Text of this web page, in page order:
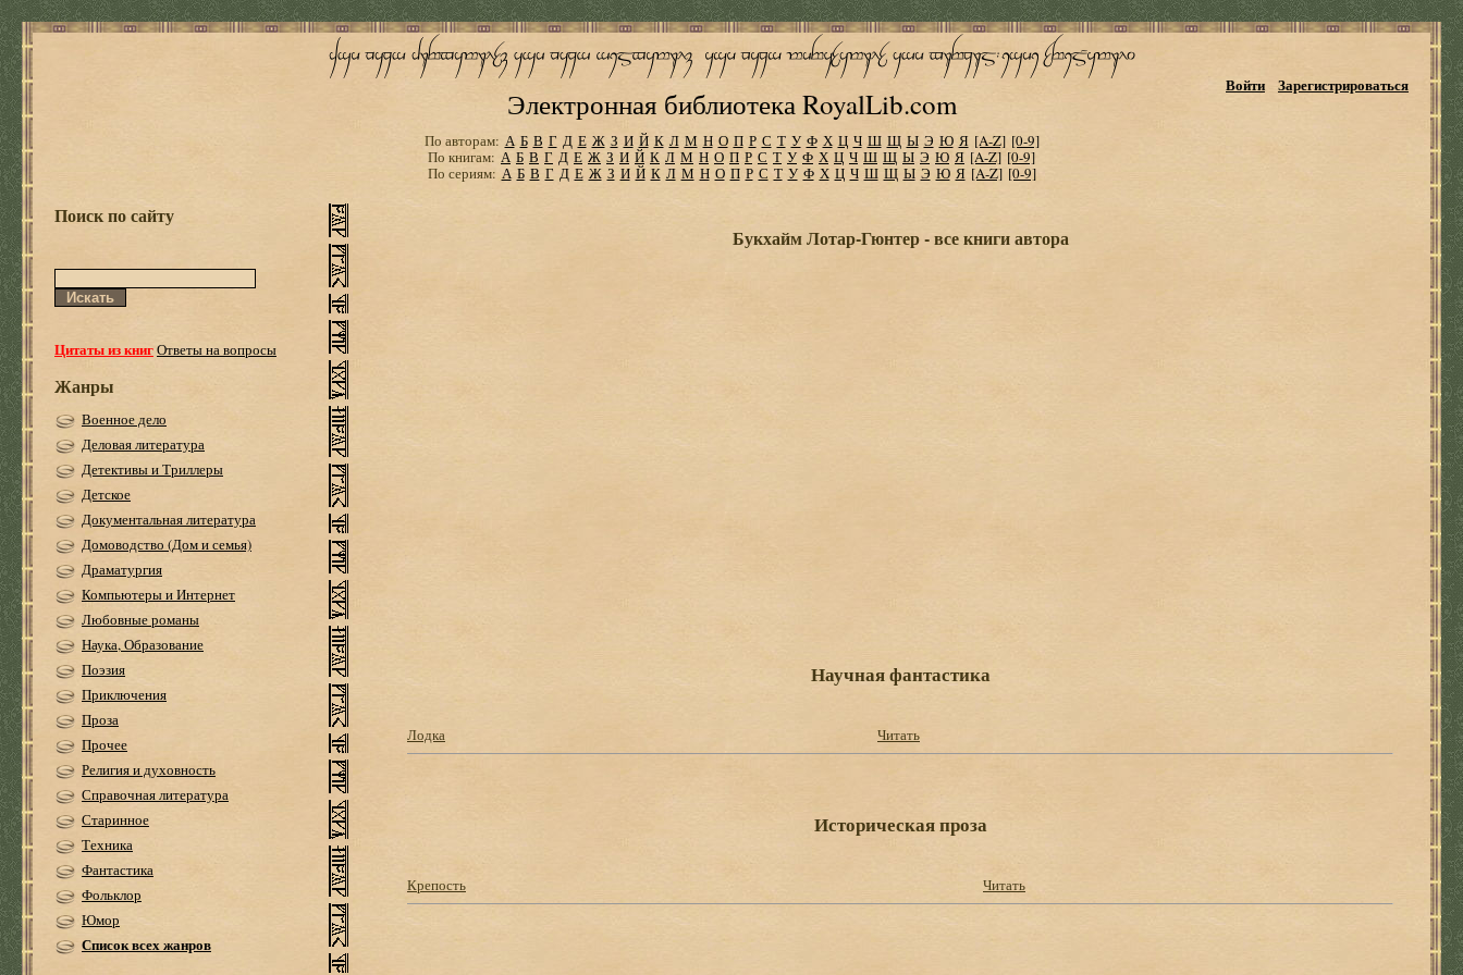
Электронная библиотека RoyalLib.com
Войти Зарегистрироваться
По авторам: А Б В Г Д Е Ж З И Й К Л М Н О П Р С Т У Ф Х Ц Ч Ш Щ Ы Э Ю Я [A-Z] [0-9]
По книгам: А Б В Г Д Е Ж З И Й К Л М Н О П Р С Т У Ф Х Ц Ч Ш Щ Ы Э Ю Я [A-Z] [0-9]
По сериям: А Б В Г Д Е Ж З И Й К Л М Н О П Р С Т У Ф Х Ц Ч Ш Щ Ы Э Ю Я [A-Z] [0-9]
Поиск по сайту
Цитаты из книгОтветы на вопросы
Жанры
Военное дело
Деловая литература
Детективы и Триллеры
Детское
Документальная литература
Домоводство (Дом и семья)
Драматургия
Компьютеры и Интернет
Любовные романы
Наука, Образование
Поэзия
Приключения
Проза
Прочее
Религия и духовность
Справочная литература
Старинное
Техника
Фантастика
Фольклор
Юмор
Список всех жанров
Букхайм Лотар-Гюнтер - все книги автора
Научная фантастика
Лодка Читать
Историческая проза
Крепость Читать